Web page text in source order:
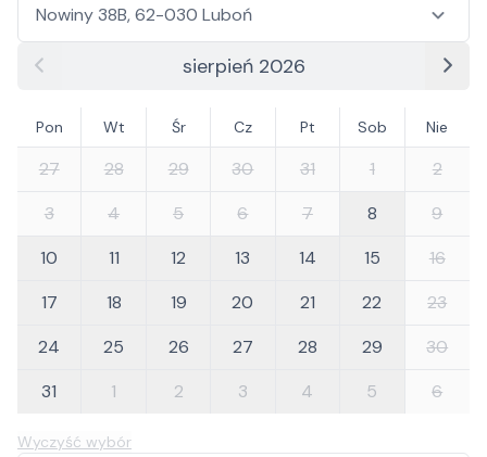
sierpień 2026
Pon Wt Śr Cz Pt Sob Nie
27 28 29 30 31 1
2
3
4 5 6 7 8
9
10
11 12 13 14 15
16
17
18 19 20 21 22
23
24
25 26 27 28 29
30
31
1 2 3 4 5 6
Wyczyść wybór